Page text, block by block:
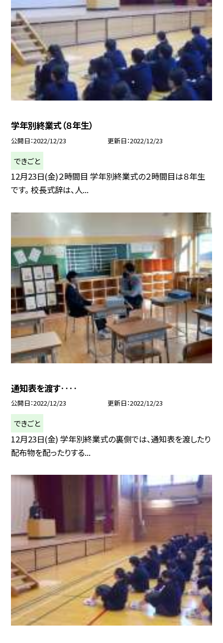
学年別終業式（８年生）
公開日 2022/12/23 更新日 2022/12/23
できごと
12月23日(金)２時間目 学年別終業式の２時間目は８年生
です。 校長式辞は、人...
通知表を渡す‥‥
公開日 2022/12/23 更新日 2022/12/23
できごと
12月23日(金) 学年別終業式の裏側では、通知表を渡したり
配布物を配ったりする...